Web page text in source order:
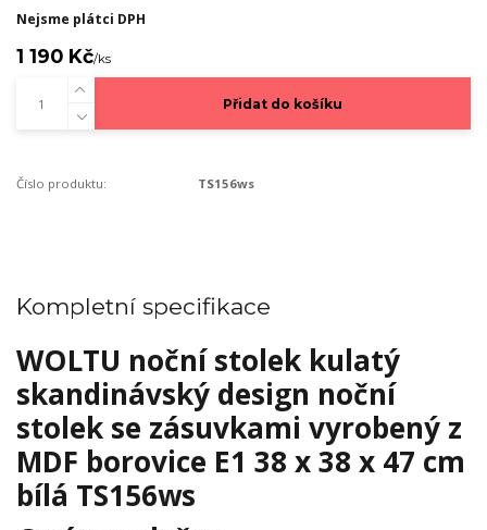
Nejsme plátci DPH
1 190 Kč/ks
Přidat do košíku
Číslo produktu: TS156ws
Kompletní specifikace
WOLTU noční stolek kulatý
skandinávský design noční
stolek se zásuvkami vyrobený z
MDF borovice E1 38 x 38 x 47 cm
bílá TS156ws